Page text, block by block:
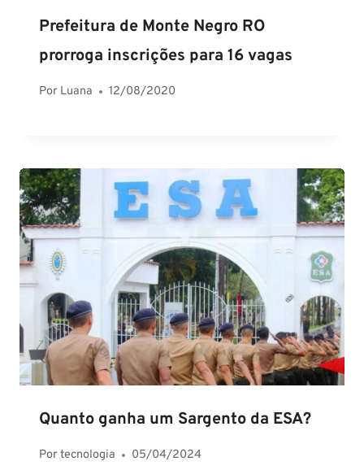
Prefeitura de Monte Negro RO
prorroga inscrições para 16 vagas
Por Luana 12/08/2020
Quanto ganha um Sargento da ESA?
Portecnologia 05/04/2024